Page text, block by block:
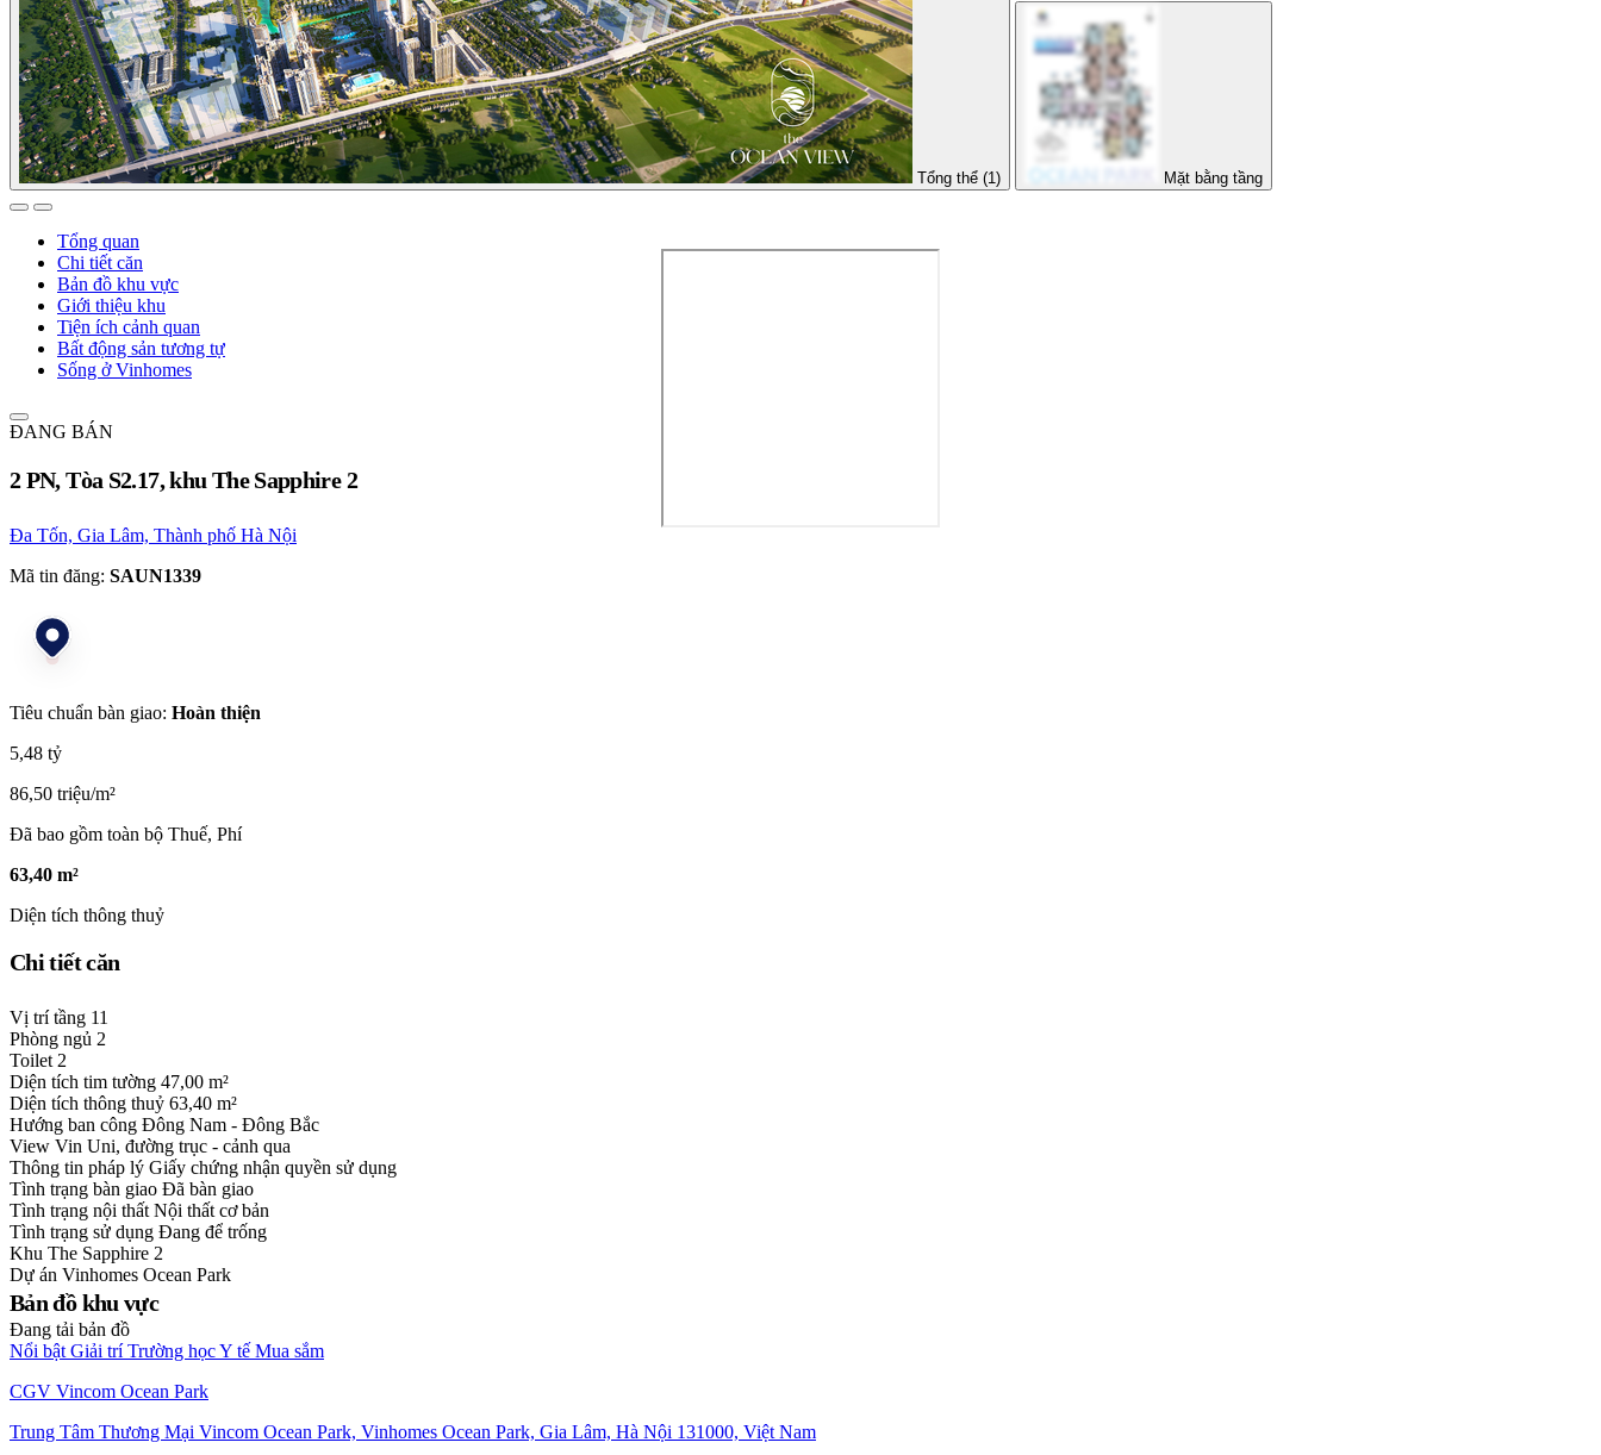
Tổng thể (1) Mặt bằng tầng
Tổng quan
Chi tiết căn
Bản đồ khu vực
Giới thiệu khu
Tiện ích cảnh quan
Bất động sản tương tự
Sống ở Vinhomes
ĐANG BÁN
2 PN, Tòa S2.17, khu The Sapphire 2
Đa Tốn, Gia Lâm, Thành phố Hà Nội
Mã tin đăng: SAUN1339
Tiêu chuẩn bàn giao: Hoàn thiện
5,48 tỷ
86,50 triệu/m²
Đã bao gồm toàn bộ Thuế, Phí
63,40 m²
Diện tích thông thuỷ
Chi tiết căn
Vị trí tầng 11
Phòng ngủ 2
Toilet 2
Diện tích tim tường 47,00 m²
Diện tích thông thuỷ 63,40 m²
Hướng ban công Đông Nam - Đông Bắc
View Vin Uni, đường trục - cảnh qua
Thông tin pháp lý Giấy chứng nhận quyền sử dụng
Tình trạng bàn giao Đã bàn giao
Tình trạng nội thất Nội thất cơ bản
Tình trạng sử dụng Đang để trống
Khu The Sapphire 2
Dự án Vinhomes Ocean Park
Bản đồ khu vực
Đang tải bản đồ
Nổi bật Giải trí Trường họcY tế Mua sắm
CGV Vincom Ocean Park
Trung Tâm Thương Mại Vincom Ocean Park, Vinhomes Ocean Park, Gia Lâm, Hà Nội 131000, Việt Nam